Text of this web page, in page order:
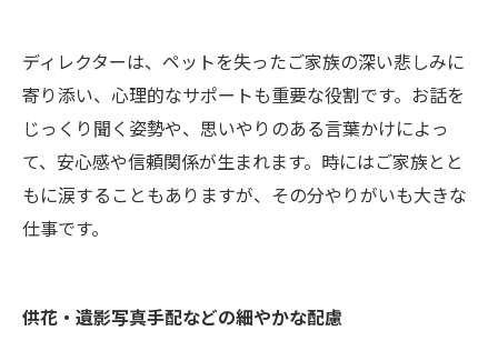
ディレクターは、ペットを失ったご家族の深い悲しみに
寄り添い、心理的なサポートも重要な役割です。お話を
じっくり聞く姿勢や、思いやりのある言葉かけによっ
て、安心感や信頼関係が生まれます。時にはご家族とと
もに涙することもありますが、その分やりがいも大きな
仕事です。
供花・遺影写真手配などの細やかな配慮